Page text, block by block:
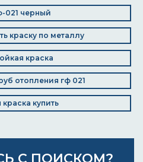
021 черный
краску по металлу
краска
отопления гф 021
купить
С ПОИСКОМ?